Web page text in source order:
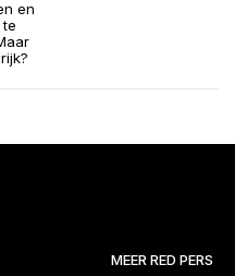
en
MEER RED PERS